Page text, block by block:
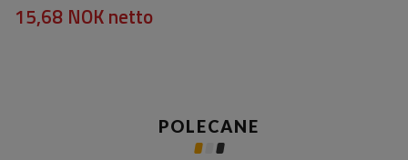
15,68 NOKnetto
POLECANE